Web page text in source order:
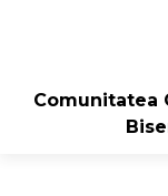
Comunitatea